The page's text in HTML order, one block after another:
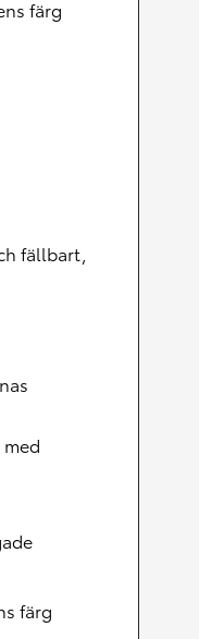
färg
fällbart,
färg